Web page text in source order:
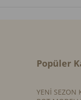
Popüler
YENİ SEZON